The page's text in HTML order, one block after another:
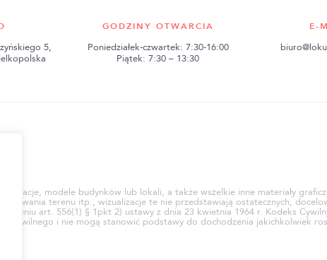
5,
GODZINY OTWARCIA
Poniedziałek-czwartek: 7:30-16:00
Piątek: 7:30 – 13:30
E-
modele budynków lub lokali, a także wszelkie inne materiały
terenu itp., wizualizacje te nie przedstawiają ostatecznych,
art. 556(1) § 1pkt 2) ustawy z dnia 23 kwietnia 1964 r. Kodeks
Cywilnego i nie mogą stanowić podstawy do dochodzenia jakichkolwiek